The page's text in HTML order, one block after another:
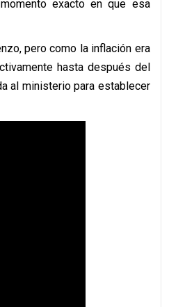
exacto en que esa
pero como la inflación era
hasta después del
al ministerio para establecer